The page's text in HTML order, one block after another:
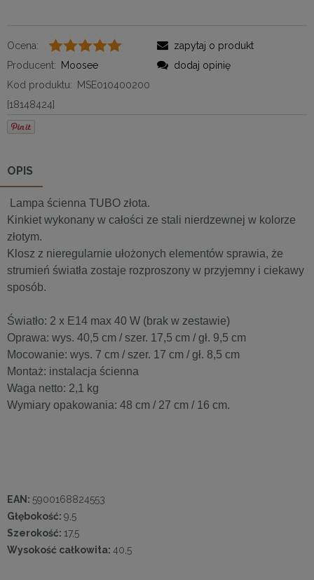
Ocena:
Producent:
Moosee
Kod produktu:
MSE010400200
[18148424]
zapytaj o produkt
dodaj opinię
OPIS
Lampa ścienna TUBO złota.
Kinkiet wykonany w całości ze stali nierdzewnej w kolorze
złotym.
Klosz z nieregularnie ułożonych elementów sprawia, że
strumień światła zostaje rozproszony w przyjemny i ciekawy
sposób.
Światło: 2 x E14 max 40 W (brak w zestawie)
Oprawa: wys. 40,5 cm / szer. 17,5 cm / gł. 9,5 cm
Mocowanie: wys. 7 cm / szer. 17 cm / gł. 8,5 cm
Montaż: instalacja ścienna
Waga netto: 2,1 kg
Wymiary opakowania: 48 cm / 27 cm / 16 cm.
EAN: 5900168824553
Głębokość: 9,5
Szerokość: 17,5
Wysokość całkowita: 40,5